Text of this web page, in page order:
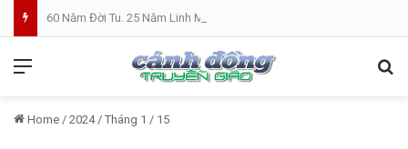
Home / 2024 / Tháng 1 / 15